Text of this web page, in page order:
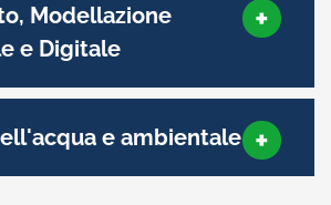
Modellazione
e Digitale
e ambientale